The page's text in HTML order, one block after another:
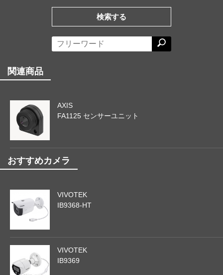
検索する
関連商品
AXIS
FA1125 センサーユニット
おすすめカメラ
VIVOTEK
IB9368-HT
VIVOTEK
IB9369